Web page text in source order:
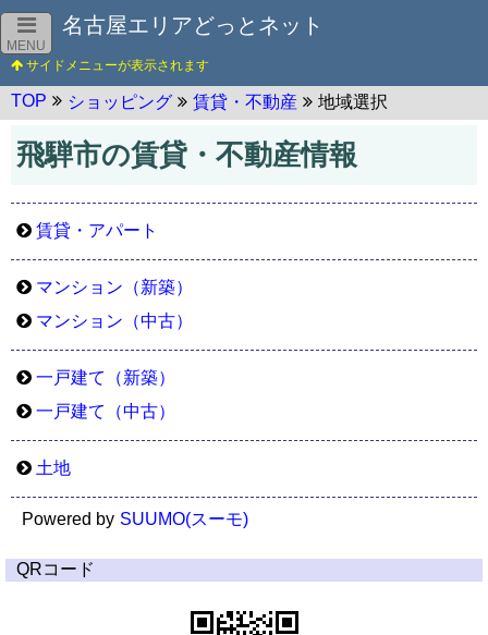
MENU
名古屋エリアどっとネット
TOP ショッピング 賃貸・不動産 地域選択
飛騨市の賃貸・不動産情報
賃貸・アパート
マンション（新築）
マンション（中古）
一戸建て（新築）
一戸建て（中古）
土地
Powered by SUUMO(スーモ)
QRコード